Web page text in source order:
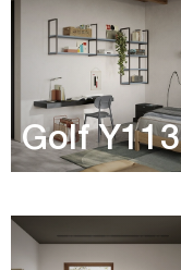
Golf Y113